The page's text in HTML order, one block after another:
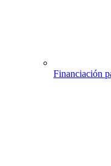
Financiación